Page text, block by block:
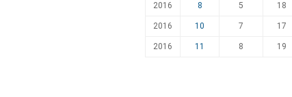
2016 8 5 18
2016 10 7 17
2016 11 8 19